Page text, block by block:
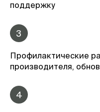
поддержку
3
Профилактические
производителя,
4